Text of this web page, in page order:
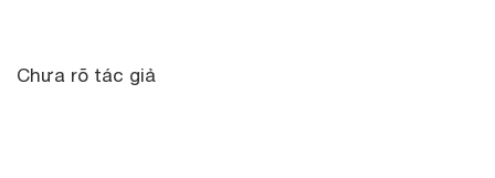
Chưa rõ tác giả